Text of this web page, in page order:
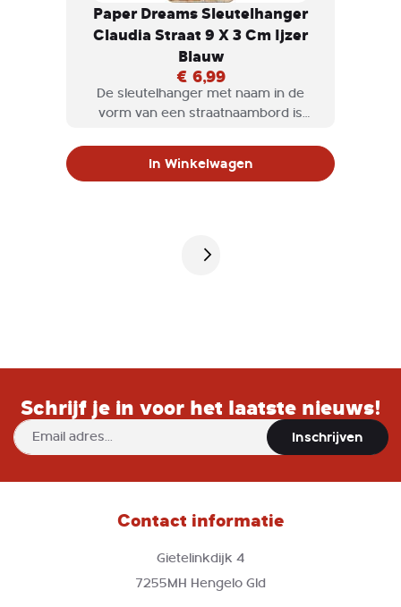
Paper Dreams Sleutelhanger
Claudia Straat 9 X 3 Cm Ijzer
Blauw
€ 6,99
De sleutelhanger met naam in de
vorm van een straatnaambord is
jezelf om te krijgen.
In Winkelwagen
Schrijf je in voor het laatste nieuws!
Abonneer
u
onze
Inschrijven
Contact informatie
Gietelinkdijk 4
7255MH Hengelo Gld